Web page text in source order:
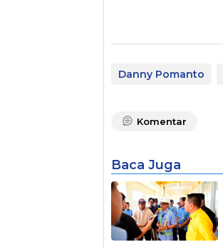
Danny Pomanto
Komentar
Baca Juga